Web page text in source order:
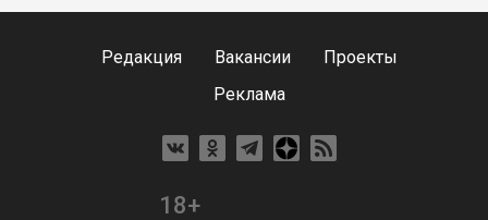
Редакция Вакансии
Проекты
Реклама
18+